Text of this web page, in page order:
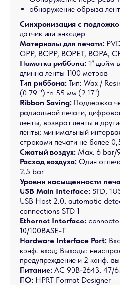
обнаружение обрыва
Синхронизация с
датчик или энкодер
Материалы для печати:
OPP, BOPP, BOPET, BOPA,
Намотка риббона: 1” дюйм
длинна ленты 1100 метров
Тип риббона: Тип: Wax /
(0.79 ") to 55 мм (2.17")
Ribbon Saving: Поддержка
радиальной печати,
ленты, возврат ленты и
ленты; минимальный
строками печати не более
Сжатый воздух: Max. 6 bar/
Расход воздуха: Один
2.5 bar
Уровни насыщенности
USB Main Interface: STD,
USB Host 2.0, automatic
connections STD 1
Ethernet Interface:
10/100BASE-T
Hardware Interface Port:
конф. вход; Выходы:
предупреждение и 2 конф.
Питание: AC 90В-264В, 47/
ПО: HPRT Format Designer